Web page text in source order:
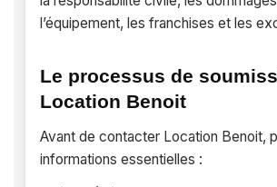
l’équipement, les franchises et les
Le processus de
Location Benoit
Avant de contacter Location Benoit,
informations essentielles :